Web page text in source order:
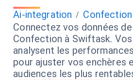
Ai-integration / Confection
Connectez vos données
Confection à Swiftask.
analysent les
pour ajuster vos enchères
audiences les plus